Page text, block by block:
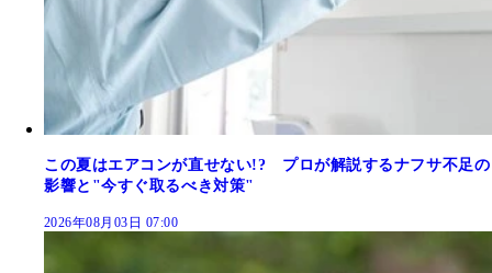
この夏はエアコンが直せない!? プロが解説するナフサ不足の
影響と"今すぐ取るべき対策"
2026年08月03日 07:00